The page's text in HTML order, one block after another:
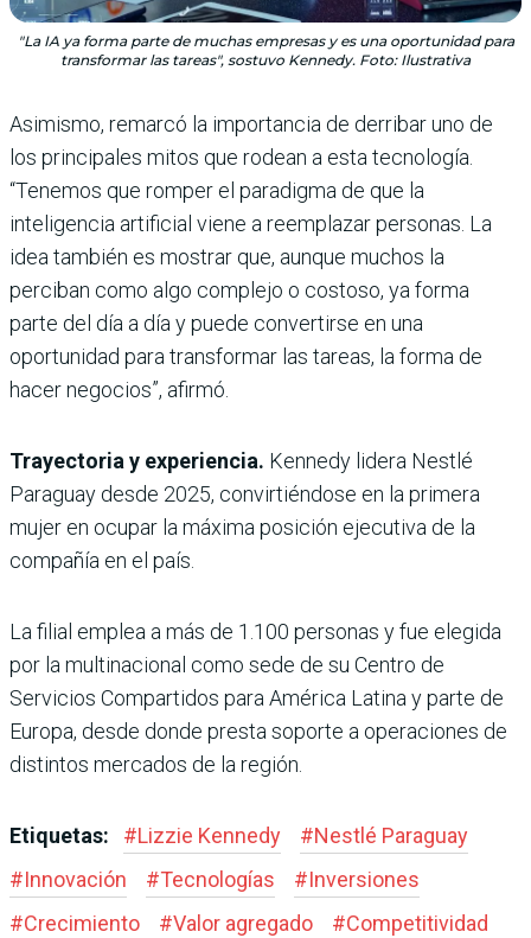
"La IA ya forma parte de muchas empresas y es una oportunidad para
transformar las tareas", sostuvo Kennedy. Foto: Ilustrativa
Asimismo, remarcó la importancia de derribar uno de
los principales mitos que rodean a esta tecnología.
“Tenemos que romper el paradigma de que la
inteligencia artificial viene a reemplazar personas. La
idea también es mostrar que, aunque muchos la
perciban como algo complejo o costoso, ya forma
parte del día a día y puede convertirse en una
oportunidad para transformar las tareas, la forma de
hacer negocios”, afirmó.
Trayectoria y experiencia. Kennedy lidera Nestlé
Paraguay desde 2025, convirtiéndose en la primera
mujer en ocupar la máxima posición ejecutiva de la
compañía en el país.
La filial emplea a más de 1.100 personas y fue elegida
por la multinacional como sede de su Centro de
Servicios Compartidos para América Latina y parte de
Europa, desde donde presta soporte a operaciones de
distintos mercados de la región.
Etiquetas: #Lizzie Kennedy #Nestlé Paraguay
#Innovación #Tecnologías #Inversiones
#Crecimiento #Valor agregado #Competitividad